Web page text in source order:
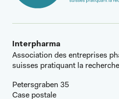
Interpharma
Association des entreprises
suisses pratiquant la recherche
Petersgraben 35
Case postale